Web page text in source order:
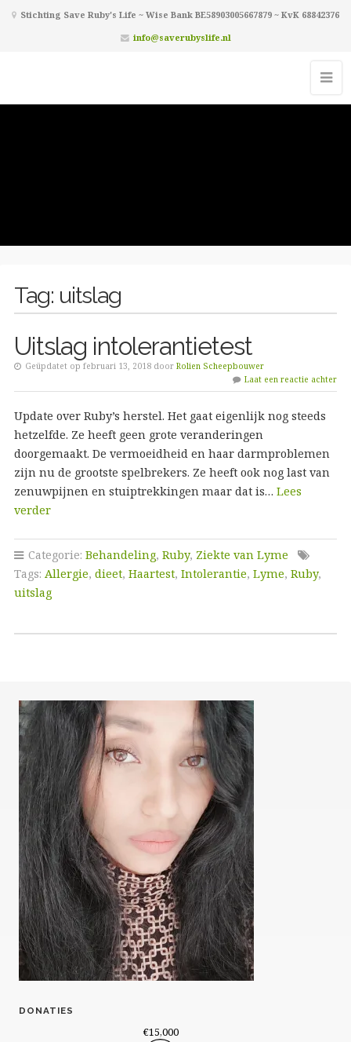
Stichting Save Ruby's Life ~ Wise Bank BE58903005667879 ~ KvK 68842376
info@saverubyslife.nl
Tag: uitslag
Uitslag intolerantietest
Geüpdatet op februari 13, 2018 door Rolien Scheepbouwer
Laat een reactie achter
Update over Ruby’s herstel. Het gaat eigenlijk nog steeds
hetzelfde. Ze heeft geen grote veranderingen
doorgemaakt. De vermoeidheid en haar darmproblemen
zijn nu de grootste spelbrekers. Ze heeft ook nog last van
zenuwpijnen en stuiptrekkingen maar dat is… Lees
verder
Categorie: Behandeling, Ruby, Ziekte van Lyme
Tags: Allergie, dieet, Haartest, Intolerantie, Lyme, Ruby,
uitslag
DONATIES
€15,000